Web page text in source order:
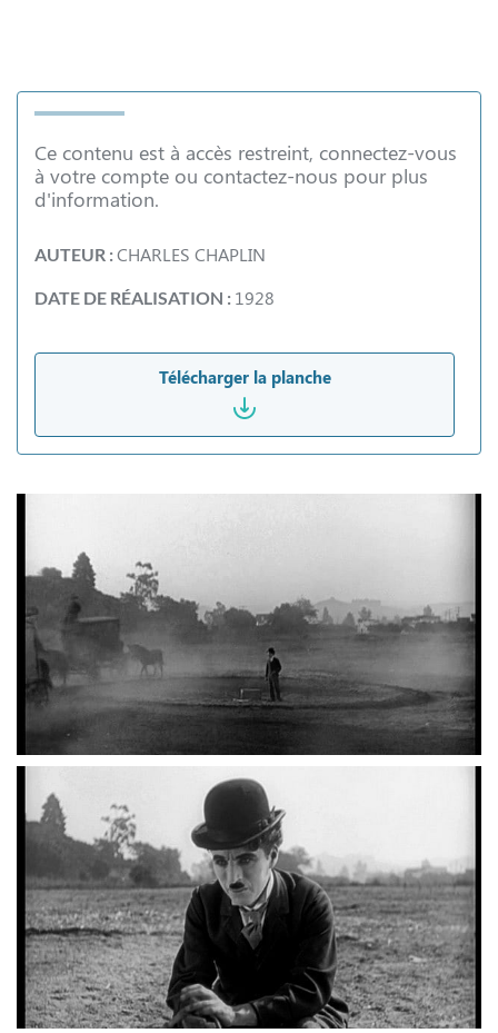
Ce contenu est à accès restreint, connectez-vous
à votre compte ou contactez-nous pour plus
d'information.
AUTEUR :CHARLES CHAPLIN
DATE DE RÉALISATION : 1928
Télécharger la planche